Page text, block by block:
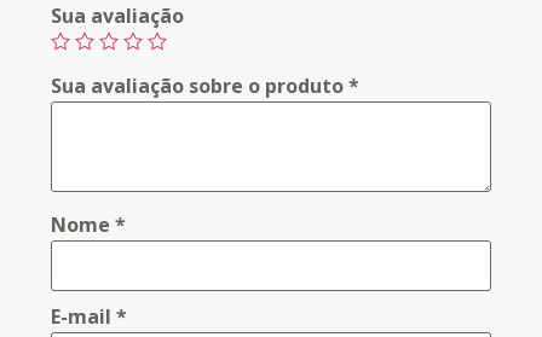
Sua avaliação
Sua avaliação sobre o produto*
Nome*
E-mail*